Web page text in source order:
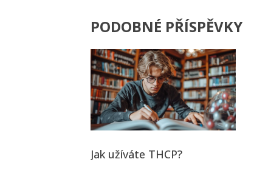
PODOBNÉ PŘÍSPĚVKY
Jak užíváte THCP?